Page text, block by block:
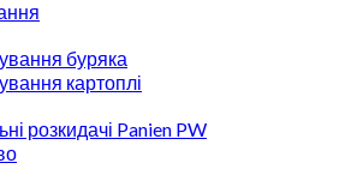
буряка
картоплі
розкидачі Panien PW